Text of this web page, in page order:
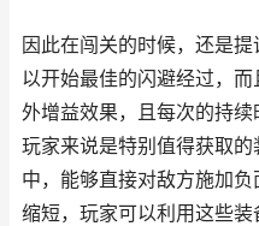
因此在闯关的时候，还是
以开始最佳的闪避经过，
外增益效果，且每次的持
玩家来说是特别值得获取
中，能够直接对敌方施加
缩短，玩家可以利用这些